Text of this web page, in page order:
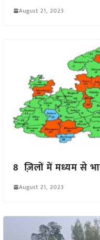
August 21, 2023
8 ज़िलों में मध्यम से
August 21, 2023